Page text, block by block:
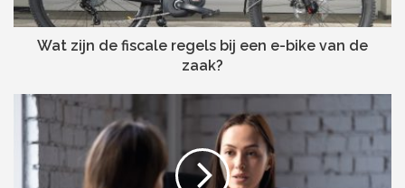
visitekaartjes in mappen steken of je kladblokken
leadformulier in. Doe dat ook meteen na het gesprek zodat
vooraf even moet bedenken welke informatie je echt nodig
hebt en wat er al dan niet op het leadformulier moet staan.
Een te kort leadformulier dat informatie mist is nutteloos.
En een te lang formulier zorgt er enkel voor dat je meer
Wat zijn de fiscale regels bij een e-bike van de
zaak?